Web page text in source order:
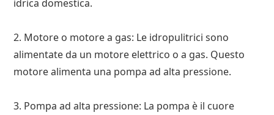
idrica domestica.
2. Motore o motore a gas: Le idropulitrici sono
alimentate da un motore elettrico o a gas. Questo
motore alimenta una pompa ad alta pressione.
3. Pompa ad alta pressione: La pompa è il cuore